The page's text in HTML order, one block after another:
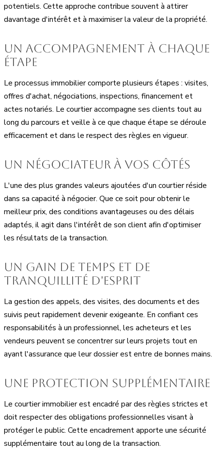
potentiels. Cette approche contribue souvent à attirer
davantage d'intérêt et à maximiser la valeur de la propriété.
Un accompagnement à chaque
étape
Le processus immobilier comporte plusieurs étapes : visites,
offres d'achat, négociations, inspections, financement et
actes notariés. Le courtier accompagne ses clients tout au
long du parcours et veille à ce que chaque étape se déroule
efficacement et dans le respect des règles en vigueur.
Un négociateur à vos côtés
L'une des plus grandes valeurs ajoutées d'un courtier réside
dans sa capacité à négocier. Que ce soit pour obtenir le
meilleur prix, des conditions avantageuses ou des délais
adaptés, il agit dans l'intérêt de son client afin d'optimiser
les résultats de la transaction.
Un gain de temps et de
tranquillité d'esprit
La gestion des appels, des visites, des documents et des
suivis peut rapidement devenir exigeante. En confiant ces
responsabilités à un professionnel, les acheteurs et les
vendeurs peuvent se concentrer sur leurs projets tout en
ayant l'assurance que leur dossier est entre de bonnes mains.
Une protection supplémentaire
Le courtier immobilier est encadré par des règles strictes et
doit respecter des obligations professionnelles visant à
protéger le public. Cette encadrement apporte une sécurité
supplémentaire tout au long de la transaction.